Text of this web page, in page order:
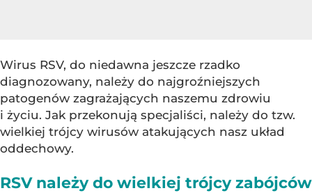
Wirus RSV, do niedawna jeszcze rzadko
diagnozowany, należy do najgroźniejszych
patogenów zagrażających naszemu zdrowiu
i życiu. Jak przekonują specjaliści, należy do tzw.
wielkiej trójcy wirusów atakujących nasz układ
oddechowy.
RSV należy do wielkiej trójcy zabójców